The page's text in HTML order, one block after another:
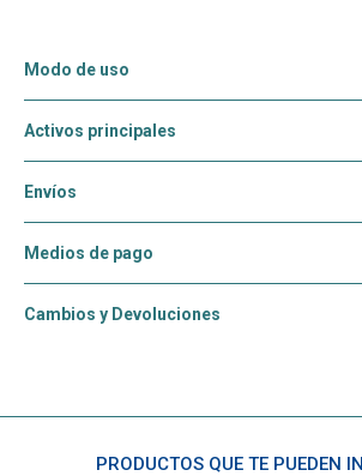
Modo de uso
Activos principales
Envíos
Medios de pago
Cambios y Devoluciones
PRODUCTOS QUE TE PUEDEN